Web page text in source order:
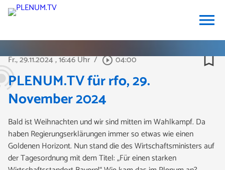
menu
Fr., 29.11.2024, 16:46 Uhr / play_circle_outline04:00 bookmark_border
PLENUM.TV für rfo, 29.
November 2024
Bald ist Weihnachten und wir sind mitten im Wahlkampf. Da
haben Regierungserklärungen immer so etwas wie einen
Goldenen Horizont. Nun stand die des Wirtschaftsministers auf
der Tagesordnung mit dem Titel: „Für einen starken